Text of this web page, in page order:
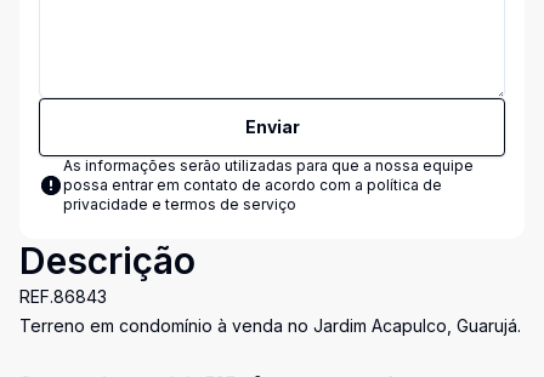
Enviar
As informações serão utilizadas para que a nossa equipe
possa entrar em contato de acordo com a política de
privacidade e termos de serviço
Descrição
REF.86843
Terreno em condomínio à venda no Jardim Acapulco, Guarujá.